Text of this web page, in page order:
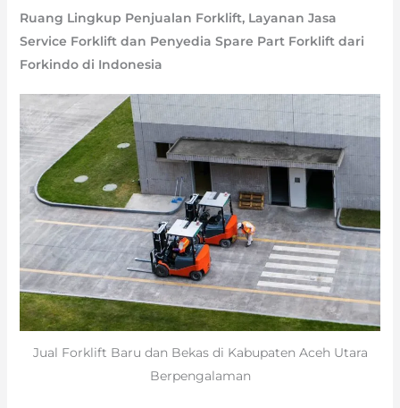
Ruang Lingkup Penjualan Forklift, Layanan Jasa
Service Forklift dan Penyedia Spare Part Forklift dari
Forkindo di Indonesia
Jual Forklift Baru dan Bekas di Kabupaten Aceh Utara
Berpengalaman